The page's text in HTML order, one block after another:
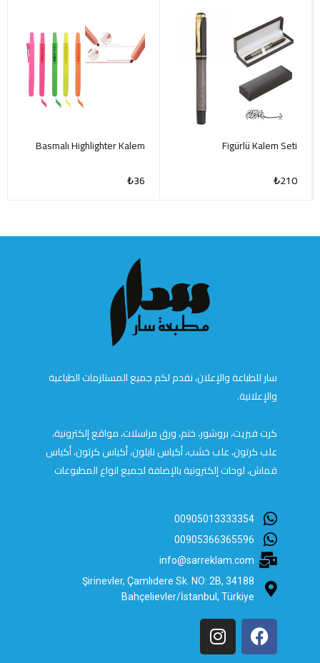
Figürlü Kalem Seti
₺210
Basmalı Highlighter Kalem
₺36
سار للطباعة والإعلان، نقدم لكم جميع المستلزمات الطباعية
والإعلانية.
كرت فيزيت، بروشور، ختم، ورق مراسلات، مواقع إلكترونية،
علب كرتون، علب خشب، أكياس نايلون، أكياس كرتون، أكياس
قماش، لوحات إلكترونية بالإضافة لجميع انواع المطبوعات
00905013333354
00905366365596
info@sarreklam.com
Şirinevler, Çamlıdere Sk. NO: 2B, 34188
Bahçelievler/İstanbul, Türkiye